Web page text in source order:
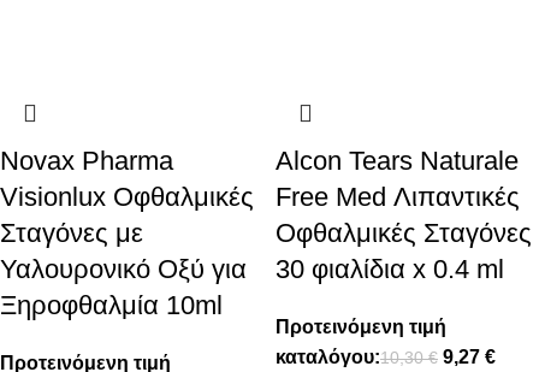
Novax Pharma
Visionlux Οφθαλμικές
Σταγόνες με
Υαλουρονικό Οξύ για
Ξηροφθαλμία 10ml
Προτεινόμενη τιμή
Alcon Tears Naturale
Free Med Λιπαντικές
Οφθαλμικές Σταγόνες
30 φιαλίδια x 0.4 ml
Προτεινόμενη τιμή
καταλόγου:10,30€ 9,27 €